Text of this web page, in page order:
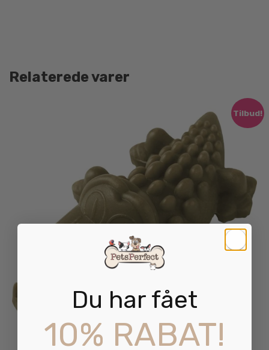
Relaterede varer
Tilbud!
Du har fået
10% RABAT!